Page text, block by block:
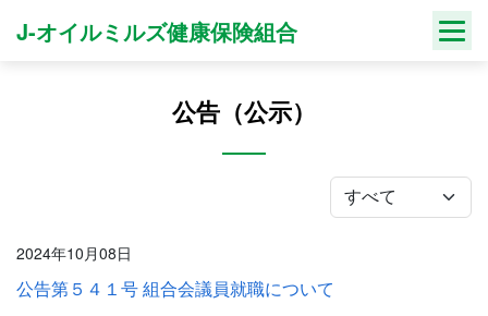
J-オイルミルズ健康保険組合
公告（公示）
2024年10月08日
公告第５４１号 組合会議員就職について